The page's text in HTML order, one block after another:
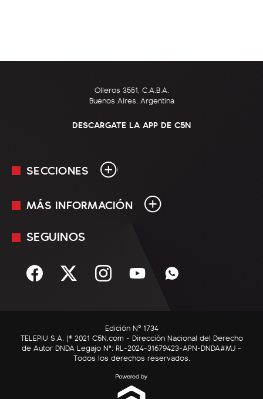
Olleros 3551, C.A.B.A.
Buenos Aires, Argentina
DESCARGATE LA APP DE C5N
SECCIONES
En Vivo
Sociedad
C5N Autos
RatingCero
MÁS INFORMACIÓN
Mediakit
Términos y condiciones
SEGUINOS
Edición Nº 1734
TELEPIU S.A. |© 2021 C5N.com - Dirección Nacional del Derecho
de Autor DNDA Legajo N°: RL-2024-31679423-APN-DNDA#MJ -
Todos los derechos reservados.